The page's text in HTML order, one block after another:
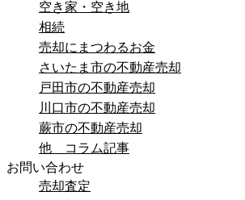
空き家・空き地
相続
売却にまつわるお金
さいたま市の不動産売却
戸田市の不動産売却
川口市の不動産売却
蕨市の不動産売却
他 コラム記事
お問い合わせ
売却査定